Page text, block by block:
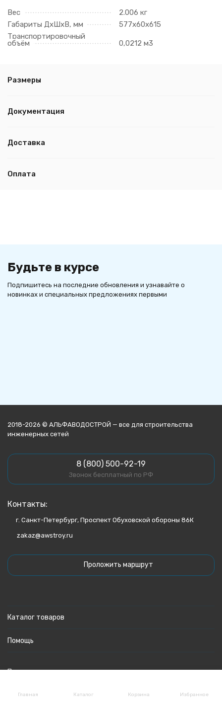
Вес
2.006 кг
Габариты ДхШхВ, мм
577х60х615
Транспортировочный
объём 0,0212 м3
Размеры
Документация
Доставка
Оплата
Будьте в курсе
Подпишитесь на последние обновления и узнавайте о
новинках и специальных предложениях первыми
Главная Каталог Корзина Избранное
2018-2026 © АЛЬФАВОДОСТРОЙ — все для строительства
инженерных сетей
8 (800) 500-92-19
Звонок бесплатный по РФ
Контакты:
г. Санкт-Петербург, Проспект Обуховской обороны 86К
zakaz@awstroy.ru
Проложить маршрут
Каталог товаров
Помощь
Политика персональных данных